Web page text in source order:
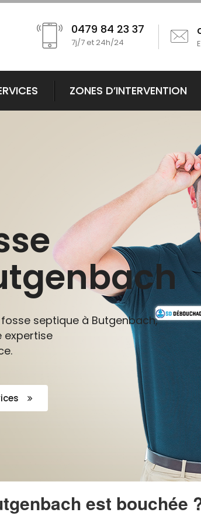
0479 84 23 37
7j/7 et 24h/24
ZONES D’INTERVENTION
septique à Butgenbach,
expertise
est bouchée